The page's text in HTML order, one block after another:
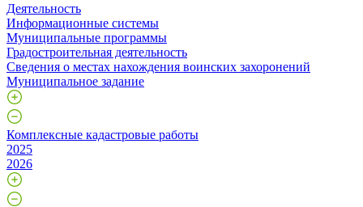
Деятельность
Информационные системы
Муниципальные программы
Градостроительная деятельность
Сведения о местах нахождения воинских захоронений
Муниципальное задание
Комплексные кадастровые работы
2025
2026